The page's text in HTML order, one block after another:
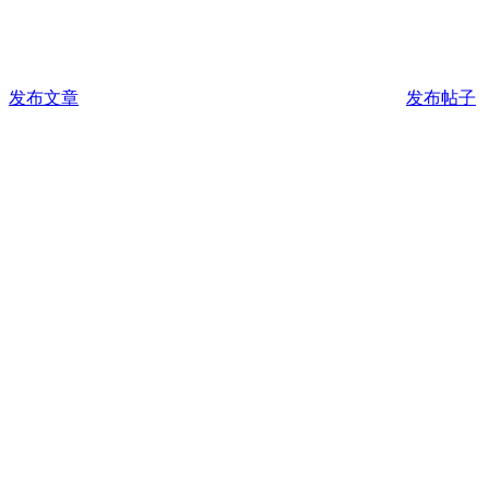
发布文章 发布帖子